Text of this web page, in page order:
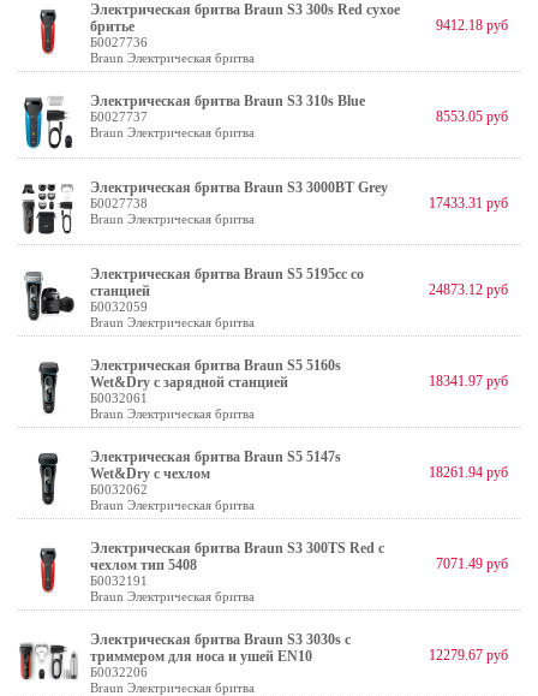
Электрическая бритва Braun S3 300s Red сухое
бритье
Б0027736
Braun Электрическая бритва
9412.18 руб
Электрическая бритва Braun S3 310s Blue
Б0027737
Braun Электрическая бритва
8553.05 руб
Электрическая бритва Braun S3 3000BT Grey
Б0027738
Braun Электрическая бритва
17433.31 руб
Электрическая бритва Braun S5 5195cc со
станцией
Б0032059
Braun Электрическая бритва
24873.12 руб
Электрическая бритва Braun S5 5160s
Wet&Dry с зарядной станцией
Б0032061
Braun Электрическая бритва
18341.97 руб
Электрическая бритва Braun S5 5147s
Wet&Dry с чехлом
Б0032062
Braun Электрическая бритва
18261.94 руб
Электрическая бритва Braun S3 300TS Red с
чехлом тип 5408
Б0032191
Braun Электрическая бритва
7071.49 руб
Электрическая бритва Braun S3 3030s с
триммером для носа и ушей EN10
Б0032206
Braun Электрическая бритва
12279.67 руб